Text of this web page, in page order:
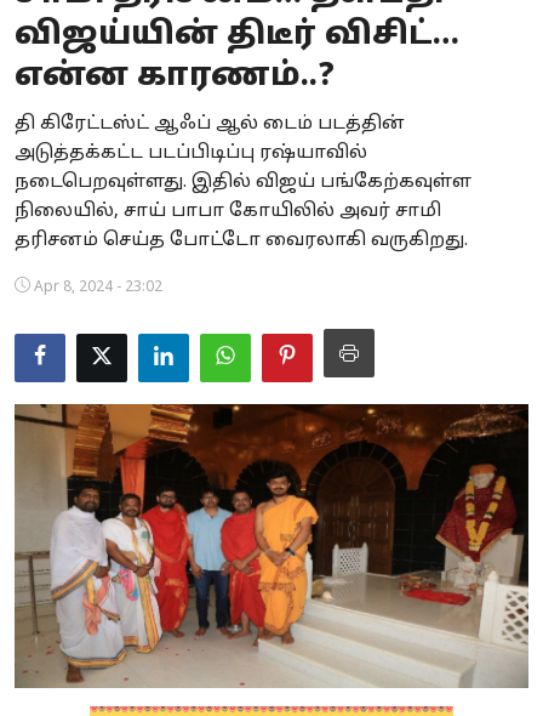
Business
Crime
Tamilnadu
National
World
Spirituality
Weather
Politics
விஜய்யின் திடீர் விசிட்…
என்ன காரணம்..?
தி கிரேட்டஸ்ட் ஆஃப் ஆல் டைம் படத்தின்
அடுத்தக்கட்ட படப்பிடிப்பு ரஷ்யாவில்
நடைபெறவுள்ளது. இதில் விஜய் பங்கேற்கவுள்ள
நிலையில், சாய் பாபா கோயிலில் அவர் சாமி
தரிசனம் செய்த போட்டோ வைரலாகி வருகிறது.
Apr 8, 2024 - 23:02